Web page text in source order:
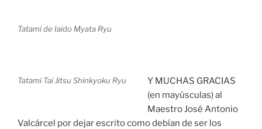
Tatami de Iaido Myata Ryu
Tatami Tai Jitsu Shinkyoku Ryu
Y MUCHAS GRACIAS
(en mayúsculas) al
Maestro José Antonio
Valcárcel por dejar escrito como debían de ser los